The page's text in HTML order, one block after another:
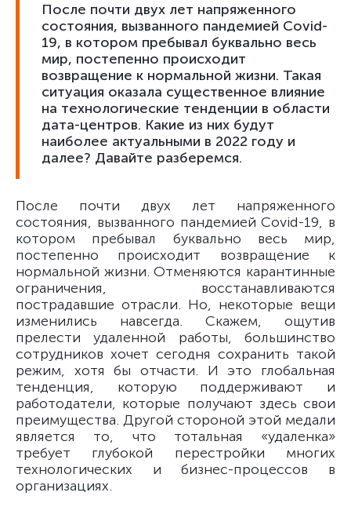
После почти двух лет напряженного
состояния, вызванного пандемией Covid-
19, в котором пребывал буквально весь
мир, постепенно происходит
возвращение к нормальной жизни. Такая
ситуация оказала существенное влияние
на технологические тенденции в области
дата-центров. Какие из них будут
наиболее актуальными в 2022 году и
далее? Давайте разберемся.
После почти двух лет напряженного
состояния, вызванного пандемией Covid-19, в
котором пребывал буквально весь мир,
постепенно происходит возвращение к
нормальной жизни. Отменяются карантинные
ограничения, восстанавливаются
пострадавшие отрасли. Но, некоторые вещи
изменились навсегда. Скажем, ощутив
прелести удаленной работы, большинство
сотрудников хочет сегодня сохранить такой
режим, хотя бы отчасти. И это глобальная
тенденция, которую поддерживают и
работодатели, которые получают здесь свои
преимущества. Другой стороной этой медали
является то, что тотальная «удаленка»
требует глубокой перестройки многих
технологических и бизнес-процессов в
организациях.